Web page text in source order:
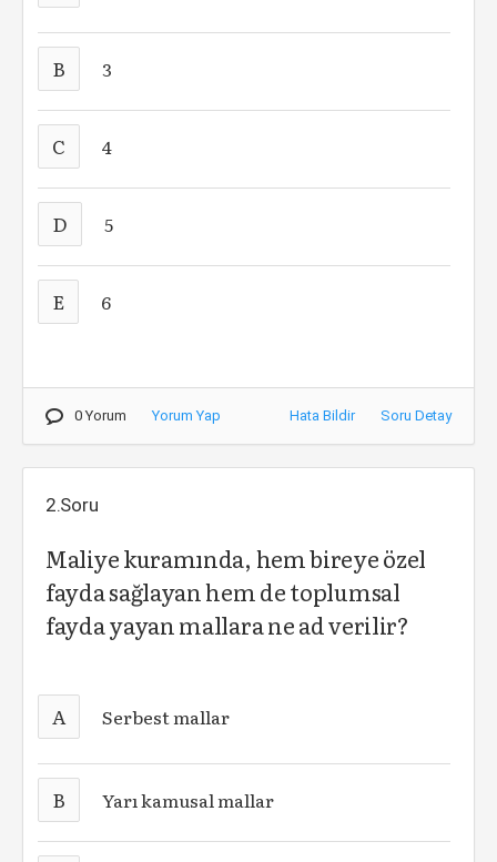
B 3
C 4
D 5
E 6
0 Yorum Yorum Yap Hata Bildir Soru Detay
2.Soru
Maliye kuramında, hem bireye özel
fayda sağlayan hem de toplumsal
fayda yayan mallara ne ad verilir?
A Serbest mallar
B Yarı kamusal mallar